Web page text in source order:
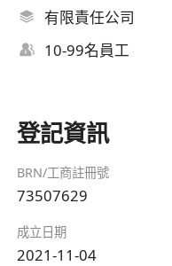
有限責任公司
10-99名員工
登記資訊
BRN/工商註冊號
73507629
成立日期
2021-11-04